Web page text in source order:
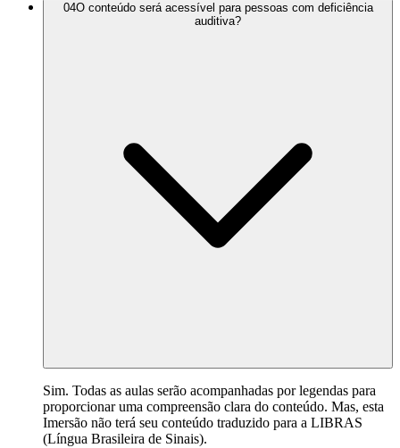
04O conteúdo será acessível para pessoas com deficiência
auditiva?
Sim. Todas as aulas serão acompanhadas por legendas para
proporcionar uma compreensão clara do conteúdo. Mas, esta
Imersão não terá seu conteúdo traduzido para a LIBRAS
(Língua Brasileira de Sinais).